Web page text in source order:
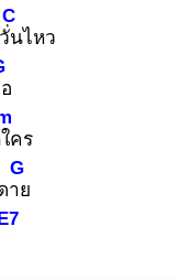
น
C
ไหว
คร
าย
G